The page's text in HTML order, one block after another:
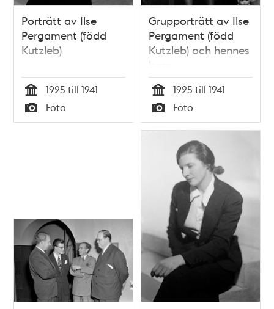
Porträtt av Ilse
Pergament (född
Kutzleb)
Tid
1925 till 1941
Typ
Foto
Grupporträtt av Ilse
Pergament (född
Kutzleb) och hennes
barn
Tid
1925 till 1941
Typ
Foto